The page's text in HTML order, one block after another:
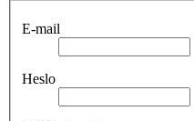
E-mail
Heslo